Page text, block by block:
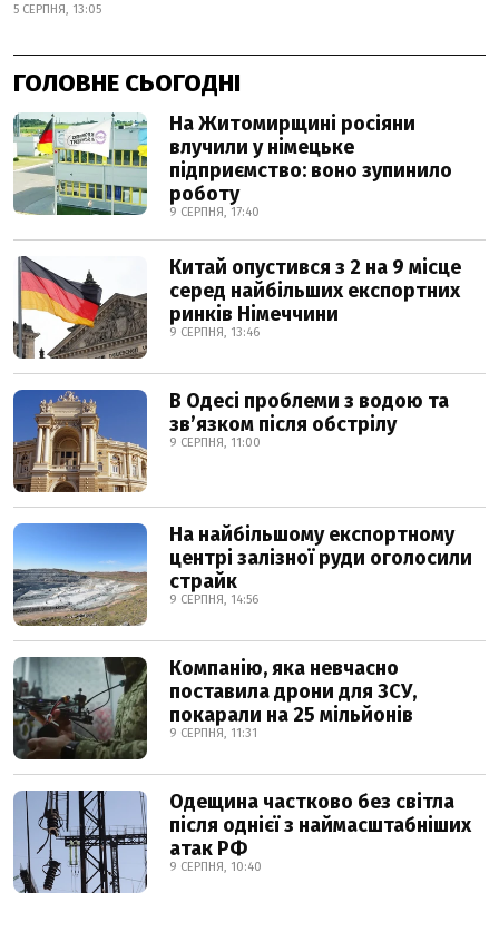
5 СЕРПНЯ, 13:05
ГОЛОВНЕ СЬОГОДНІ
На Житомирщині росіяни
влучили у німецьке
підприємство: воно зупинило
роботу
9 СЕРПНЯ, 17:40
Китай опустився з 2 на 9 місце
серед найбільших експортних
ринків Німеччини
9 СЕРПНЯ, 13:46
В Одесі проблеми з водою та
звʼязком після обстрілу
9 СЕРПНЯ, 11:00
На найбільшому експортному
центрі залізної руди оголосили
страйк
9 СЕРПНЯ, 14:56
Компанію, яка невчасно
поставила дрони для ЗСУ,
покарали на 25 мільйонів
9 СЕРПНЯ, 11:31
Одещина частково без світла
після однієї з наймасштабніших
атак РФ
9 СЕРПНЯ, 10:40